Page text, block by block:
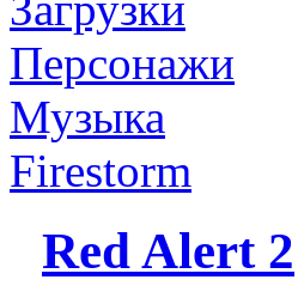
Персонажи
Музыка
Firestorm
Red Alert 2